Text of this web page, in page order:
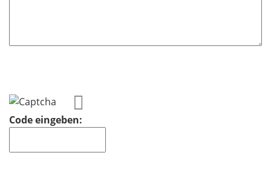
Code eingeben: